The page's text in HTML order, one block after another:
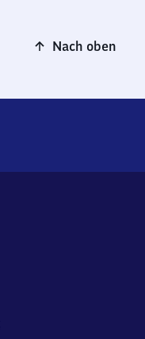
Nach oben